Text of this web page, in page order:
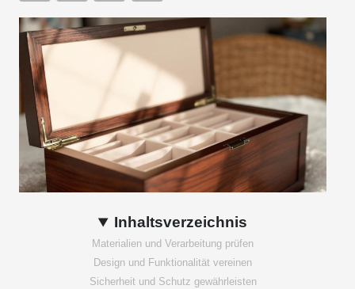
Inhaltsverzeichnis
Materialien und Verarbeitung prüfen
Design und Funktionalität vereinen
Sicherheit und Schutz gewährleisten